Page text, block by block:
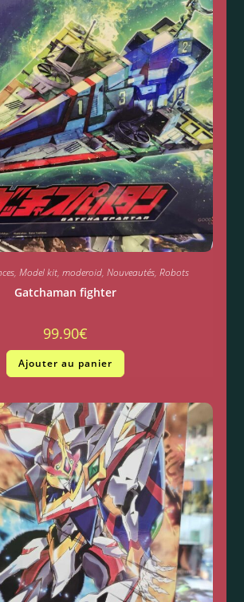
, Model kit, moderoid, Nouveautés, Robots
Gatchaman fighter
99.90€
Ajouter au panier